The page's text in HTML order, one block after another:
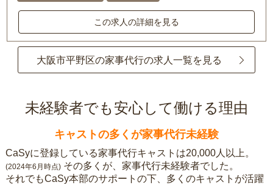
この求人の詳細を見る
大阪市平野区の家事代行の求人一覧を見る
未経験者でも安心して働ける理由
キャストの多くが家事代行未経験
CaSyに登録している家事代行キャストは20,000人以上。
(2024年6月時点) その多くが、家事代行未経験者でした。
それでもCaSy本部のサポートの下、多くのキャストが活躍